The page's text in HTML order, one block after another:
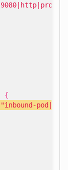
{
"inbound-